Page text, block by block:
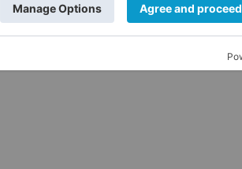
y Nacional de Burgos.